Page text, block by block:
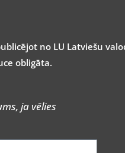
no LU Latviešu
obligāta.
ja vēlies